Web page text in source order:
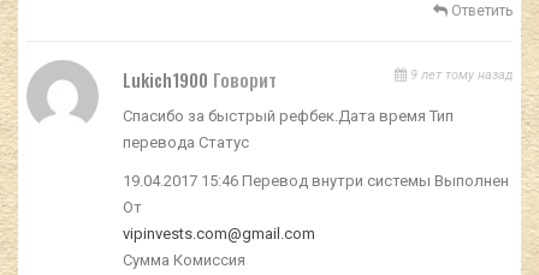
Ответить
Lukich1900 Говорит 9 лет тому назад
Спасибо за быстрый рефбек.Дата время Тип
перевода Статус
19.04.2017 15:46 Перевод внутри системы Выполнен
От
vipinvests.com@gmail.com
Сумма Комиссия